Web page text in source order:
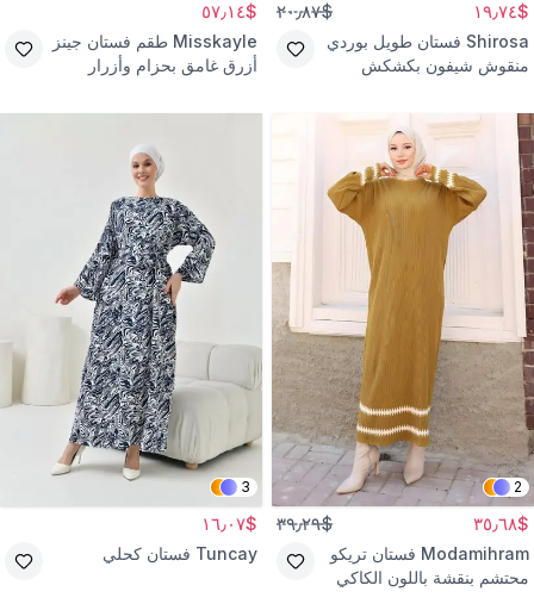
$١٩٫٧٤ $٢٠٫٨٧
Shirosa فستان طويل بوردي
منقوش شيفون بكشكش
$٥٧٫١٤
Misskayle طقم فستان جينز
أزرق غامق بحزام وأزرار
2
$٣٥٫٦٨ $٣٩٫٢٩
Modamihram فستان تريكو
محتشم بنقشة باللون الكاكي
3
$١٦٫٠٧
Tuncay فستان كحلي